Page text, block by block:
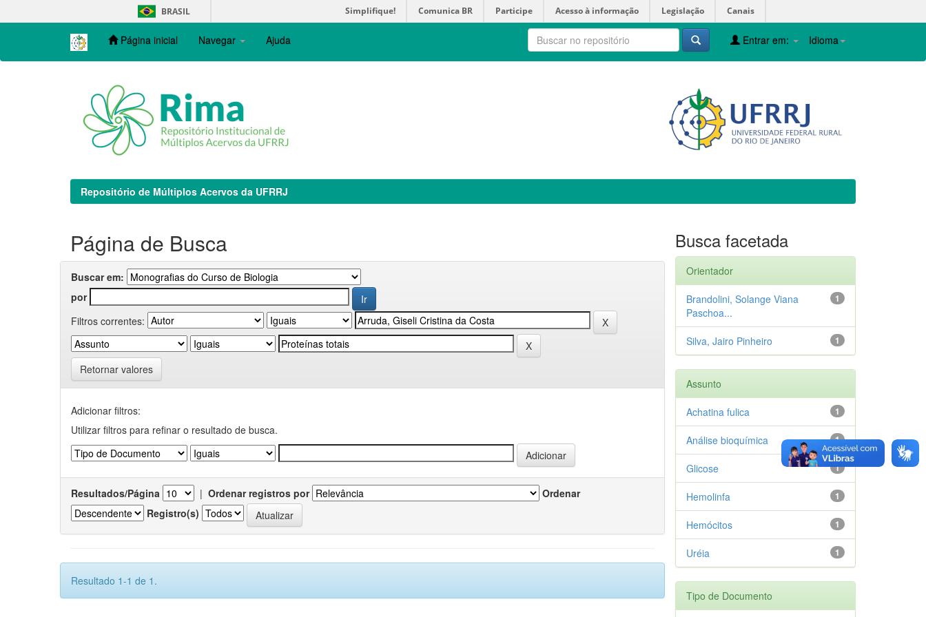
navigation
BRASIL Simplifique! Comunica BR Participe Acesso à informação Legislação Canais
Página inicial Navegar Ajuda Idioma
Entrar em:
Repositório de Múltiplos Acervos da UFRRJ
Página de Busca
Buscar em:
por
Filtros correntes:
Retornar valores
Adicionar filtros:
Utilizar filtros para refinar o resultado de busca.
Resultados/Página | Ordenar registros por
Ordenar
Registro(s)
Resultado 1-1 de 1.
Busca facetada
Orientador
1
Brandolini, Solange Viana
Paschoa...
1
Silva, Jairo Pinheiro
Assunto
1
Achatina fulica
1
Análise bioquímica
1
Glicose
1
Hemolinfa
1
Hemócitos
1
Uréia
Tipo de Documento